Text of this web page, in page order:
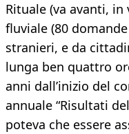
Rituale (va avanti, in
fluviale (80
stranieri, e da
lunga ben quattro
anni dall’inizio del
annuale “Risultati
poteva che essere